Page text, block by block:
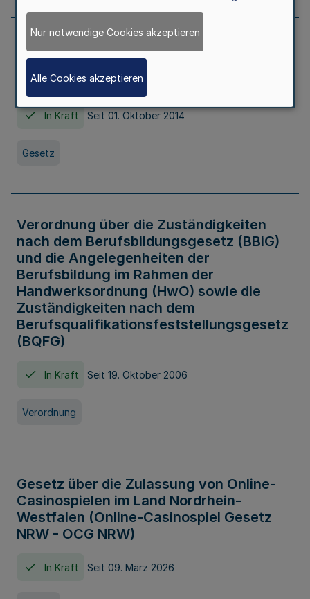
Gesetz über die Hochschulen des Landes
Nordrhein-Westfalen (Hochschulgesetz -
HG)
In Kraft Seit 01. Oktober 2014
Gesetz
Verordnung über die Zuständigkeiten
nach dem Berufsbildungsgesetz (BBiG)
und die Angelegenheiten der
Berufsbildung im Rahmen der
Handwerksordnung (HwO) sowie die
Zuständigkeiten nach dem
Berufsqualifikationsfeststellungsgesetz
(BQFG)
In Kraft Seit 19. Oktober 2006
Verordnung
Gesetz über die Zulassung von Online-
Casinospielen im Land Nordrhein-
Westfalen (Online-Casinospiel Gesetz
NRW - OCG NRW)
In Kraft Seit 09. März 2026
Nur notwendige Cookies akzeptieren
Alle Cookies akzeptieren